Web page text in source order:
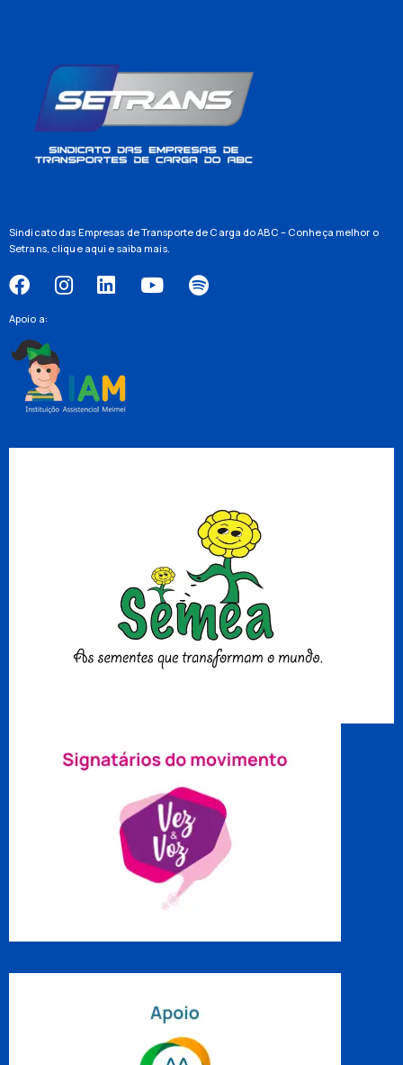
Sindicato das Empresas de Transporte de Carga do ABC – Conheça melhor o
Setrans, clique aqui e saiba mais.
Apoio a: